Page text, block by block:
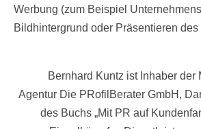
Werbung (zum Beispiel
Bildhintergrund oder Präsentieren
Bernhard Kuntz ist Inhaber der
Agentur Die PRofilBerater GmbH,
des Buchs „Mit PR auf